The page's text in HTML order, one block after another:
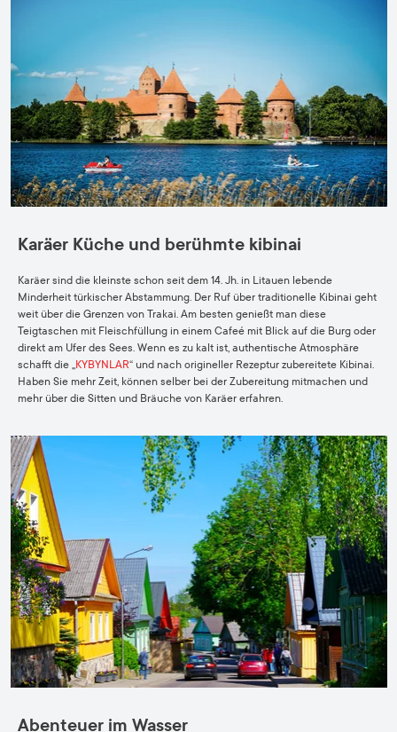
Karäer Küche und berühmte kibinai
Karäer sind die kleinste schon seit dem 14. Jh. in Litauen lebende
Minderheit türkischer Abstammung. Der Ruf über traditionelle Kibinai geht
weit über die Grenzen von Trakai. Am besten genießt man diese
Teigtaschen mit Fleischfüllung in einem Cafeé mit Blick auf die Burg oder
direkt am Ufer des Sees. Wenn es zu kalt ist, authentische Atmosphäre
schafft die „KYBYNLAR“ und nach origineller Rezeptur zubereitete Kibinai.
Haben Sie mehr Zeit, können selber bei der Zubereitung mitmachen und
mehr über die Sitten und Bräuche von Karäer erfahren.
Abenteuer im Wasser